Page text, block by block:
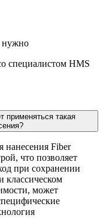
нужно
специалистом HMS
применяться такая
нанесения Fiber
что позволяет
при сохранении
классическом
может